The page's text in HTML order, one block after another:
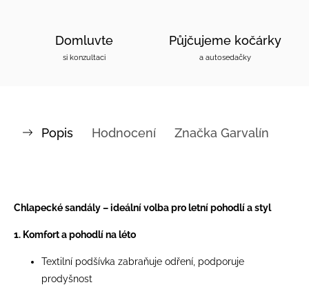
Domluvte
si konzultaci
Půjčujeme kočárky
a autosedačky
Popis Hodnocení Značka Garvalín
Chlapecké sandály – ideální volba pro letní pohodlí a styl
1. Komfort a pohodlí na léto
Textilní podšívka zabraňuje odření, podporuje
prodyšnost